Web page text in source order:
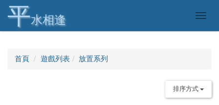
平水相逢
首頁 遊戲列表 放置系列
排序方式